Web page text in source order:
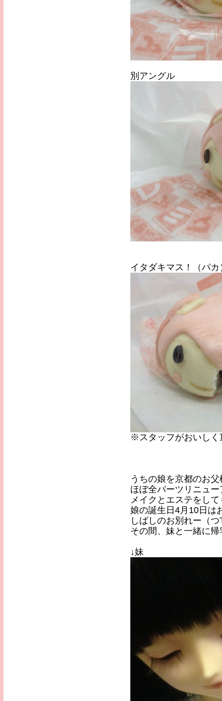
別アングル
イタダキマス！（パカ
※スタッフがおいしく
うちの娘を京都のお
ほぼ全パーツリニュ
メイクとエステをし
娘の誕生日4月10日は
しばしのお別れー（つ
その間、妹と一緒に
↓妹